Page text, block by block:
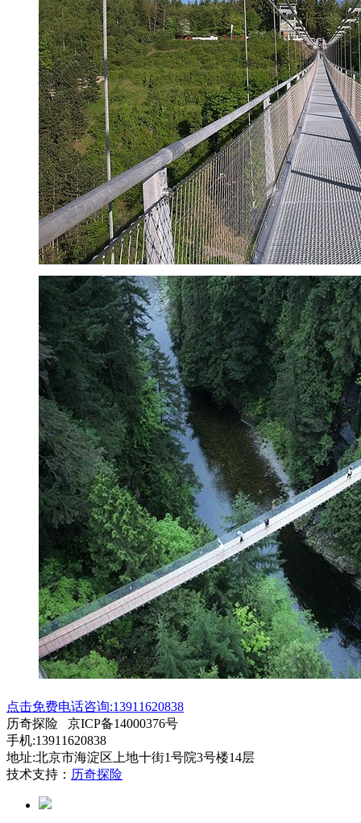
点击免费电话咨询:13911620838
历奇探险 京ICP备14000376号
手机:13911620838
地址:北京市海淀区上地十街1号院3号楼14层
技术支持： 历奇探险